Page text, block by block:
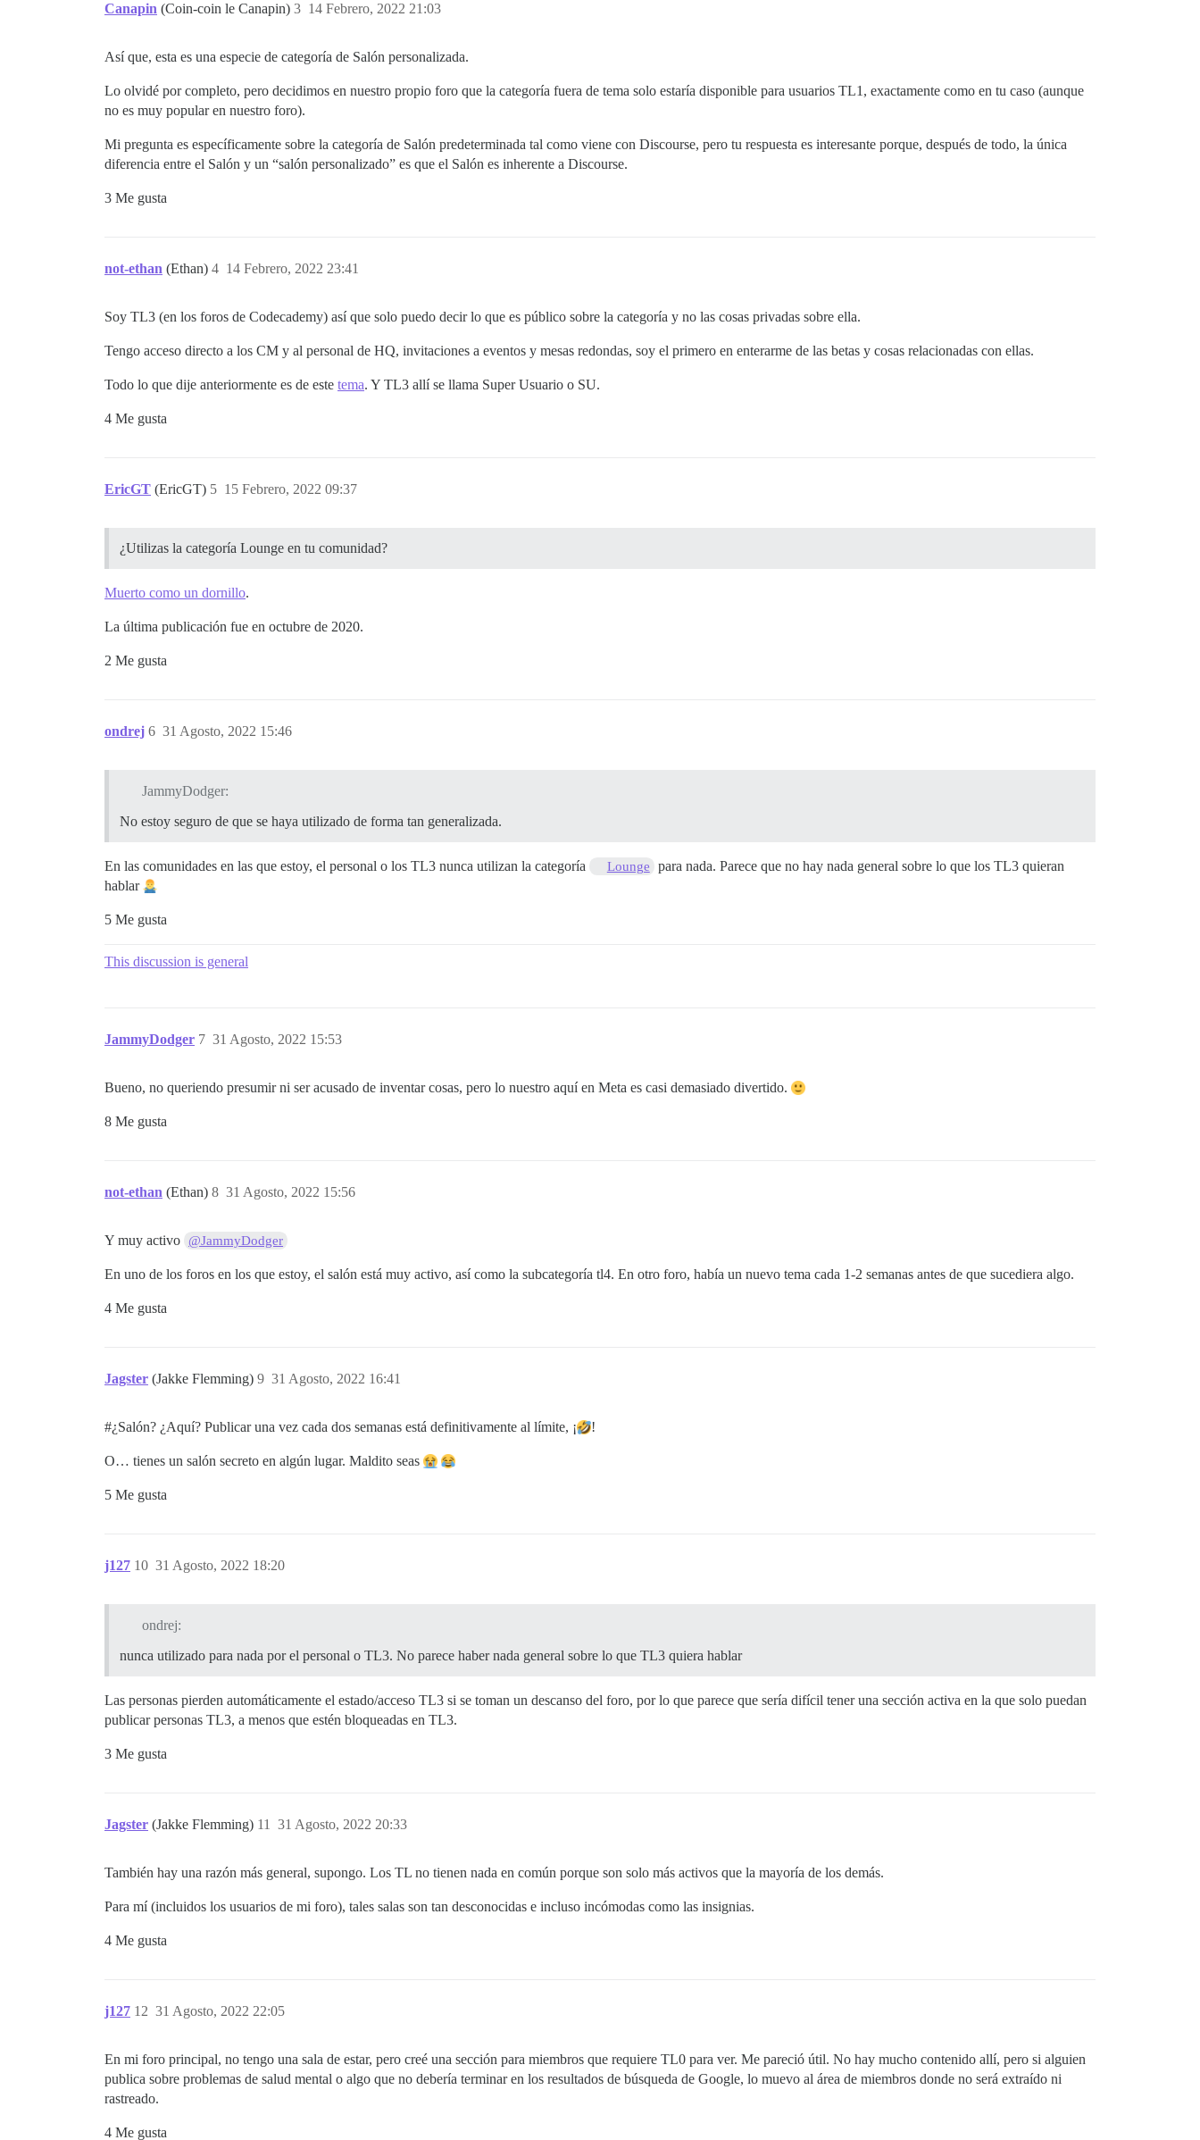
Canapin (Coin-coin le Canapin) 14 Febrero, 2022 21:03
3
Así que, esta es una especie de categoría de Salón personalizada.
Lo olvidé por completo, pero decidimos en nuestro propio foro que la categoría fuera de tema solo estaría disponible para usuarios TL1, exactamente como en tu caso (aunque
no es muy popular en nuestro foro).
Mi pregunta es específicamente sobre la categoría de Salón predeterminada tal como viene con Discourse, pero tu respuesta es interesante porque, después de todo, la única
diferencia entre el Salón y un “salón personalizado” es que el Salón es inherente a Discourse.
3 Me gusta
not-ethan (Ethan) 14 Febrero, 2022 23:41
4
Soy TL3 (en los foros de Codecademy) así que solo puedo decir lo que es público sobre la categoría y no las cosas privadas sobre ella.
Tengo acceso directo a los CM y al personal de HQ, invitaciones a eventos y mesas redondas, soy el primero en enterarme de las betas y cosas relacionadas con ellas.
Todo lo que dije anteriormente es de este tema. Y TL3 allí se llama Super Usuario o SU.
4 Me gusta
EricGT (EricGT) 15 Febrero, 2022 09:37
5
¿Utilizas la categoría Lounge en tu comunidad?
Muerto como un dornillo.
La última publicación fue en octubre de 2020.
2 Me gusta
ondrej 31 Agosto, 2022 15:46
6
JammyDodger:
No estoy seguro de que se haya utilizado de forma tan generalizada.
En las comunidades en las que estoy, el personal o los TL3 nunca utilizan la categoría Lounge
para nada. Parece que no hay nada general sobre lo que los TL3 quieran
hablar
5 Me gusta
This discussion is general
JammyDodger 31 Agosto, 2022 15:53
7
Bueno, no queriendo presumir ni ser acusado de inventar cosas, pero lo nuestro aquí en Meta es casi demasiado divertido.
8 Me gusta
not-ethan (Ethan) 31 Agosto, 2022 15:56
8
Y muy activo @JammyDodger
En uno de los foros en los que estoy, el salón está muy activo, así como la subcategoría tl4. En otro foro, había un nuevo tema cada 1-2 semanas antes de que sucediera algo.
4 Me gusta
Jagster (Jakke Flemming) 31 Agosto, 2022 16:41
9
#¿Salón? ¿Aquí? Publicar una vez cada dos semanas está definitivamente al límite, ¡ !
O… tienes un salón secreto en algún lugar. Maldito seas
5 Me gusta
j127 31 Agosto, 2022 18:20
10
ondrej:
nunca utilizado para nada por el personal o TL3. No parece haber nada general sobre lo que TL3 quiera hablar
Las personas pierden automáticamente el estado/acceso TL3 si se toman un descanso del foro, por lo que parece que sería difícil tener una sección activa en la que solo puedan
publicar personas TL3, a menos que estén bloqueadas en TL3.
3 Me gusta
Jagster (Jakke Flemming) 31 Agosto, 2022 20:33
11
También hay una razón más general, supongo. Los TL no tienen nada en común porque son solo más activos que la mayoría de los demás.
Para mí (incluidos los usuarios de mi foro), tales salas son tan desconocidas e incluso incómodas como las insignias.
4 Me gusta
j127 31 Agosto, 2022 22:05
12
En mi foro principal, no tengo una sala de estar, pero creé una sección para miembros que requiere TL0 para ver. Me pareció útil. No hay mucho contenido allí, pero si alguien
publica sobre problemas de salud mental o algo que no debería terminar en los resultados de búsqueda de Google, lo muevo al área de miembros donde no será extraído ni
rastreado.
4 Me gusta